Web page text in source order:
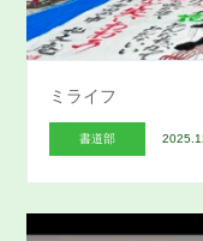
ミライフ
書道部